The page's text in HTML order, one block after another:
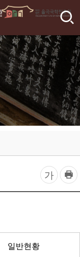
검
글
자
가
프
린
트
일반현황